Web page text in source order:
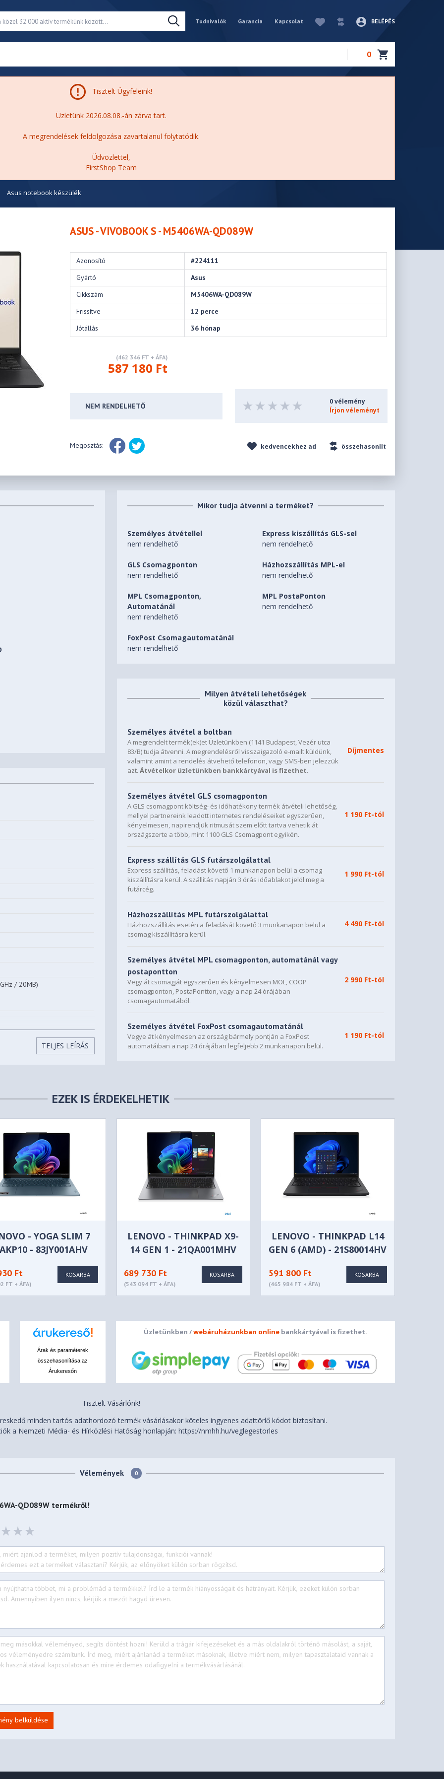
Tudnivalók Garancia Kapcsolat BELÉPÉS
0
Tisztelt Ügyfeleink!
Üzletünk 2026.08.08.-án zárva tart.
A megrendelések feldolgozása zavartalanul folytatódik.
Üdvözlettel,
FirstShop Team
Asus notebook készülék
ASUS - VIVOBOOK S - M5406WA-QD089W
Azonosító
#224111
Gyártó
Asus
Cikkszám
M5406WA-QD089W
Frissítve
12 perce
Jótállás
36 hónap
(462 346 FT + ÁFA)
587 180 Ft
NEM RENDELHETŐ
0 vélemény
Írjon véleményt
Megosztás: kedvencekhez ad összehasonlít
/ 20MB)
TELJES LEÍRÁS
Mikor tudja átvenni a terméket?
Személyes átvétellel
nem rendelhető
Express kiszállítás GLS-sel
nem rendelhető
GLS Csomagponton
nem rendelhető
Házhozszállítás MPL-el
nem rendelhető
MPL Csomagponton,
Automatánál
nem rendelhető
MPL PostaPonton
nem rendelhető
FoxPost Csomagautomatánál
nem rendelhető
Milyen átvételi lehetőségek
közül választhat?
Személyes átvétel a boltban
A megrendelt termék(ek)et Üzletünkben (1141 Budapest, Vezér utca
83/B) tudja átvenni. A megrendelésről visszaigazoló e-mailt küldünk,
valamint amint a rendelés átvehető telefonon, vagy SMS-ben jelezzük
azt.Átvételkor üzletünkben bankkártyával is fizethet.
Díjmentes
Személyes átvétel GLS csomagponton
A GLS csomagpont költség- és időhatékony termék átvételi lehetőség,
mellyel partnereink leadott internetes rendeléseiket egyszerűen,
kényelmesen, napirendjük ritmusát szem előtt tartva vehetik át
országszerte a több, mint 1100 GLS Csomagpont egyikén.
1 190 Ft-tól
Express szállítás GLS futárszolgálattal
Express szállítás, feladást követő 1 munkanapon belül a csomag
kiszállításra kerül. A szállítás napján 3 órás időablakot jelöl meg a
futárcég.
1 990 Ft-tól
Házhozszállítás MPL futárszolgálattal
Házhozszállítás esetén a feladását követő 3 munkanapon belül a
csomag kiszállításra kerül.
4 490 Ft-tól
Személyes átvétel MPL csomagponton, automatánál vagy
postapontton
Vegy át csomagját egyszerűen és kényelmesen MOL, COOP
csomagponton, PostaPontton, vagy a nap 24 órájában
csomagautomatából.
2 990 Ft-tól
Személyes átvétel FoxPost csomagautomatánál
Vegye át kényelmesen az ország bármely pontján a FoxPost
automatáiban a nap 24 órájában legfeljebb 2 munkanapon belül.
1 190 Ft-tól
EZEK IS ÉRDEKELHETIK
- YOGA SLIM 7
- 83JY001AHV
Ft
FT + ÁFA)
KOSÁRBA
LENOVO - THINKPAD X9-
14 GEN 1 - 21QA001MHV
689 730 Ft
(543 094 FT + ÁFA)
KOSÁRBA
LENOVO - THINKPAD L14
GEN 6 (AMD) - 21S80014HV
591 800 Ft
(465 984 FT + ÁFA)
KOSÁRBA
Árak és paraméterek
összehasonlítása az
Árukeresőn
Üzletünkben /webáruházunkban online bankkártyával is fizethet.
Tisztelt Vásárlónk!
minden tartós adathordozó termék vásárlásakor köteles ingyenes adattörlő kódot biztosítani.
a Nemzeti Média- és Hírközlési Hatóság honlapján: https://nmhh.hu/veglegestorles
Vélemények 0
QD089W termékről!
belküldése